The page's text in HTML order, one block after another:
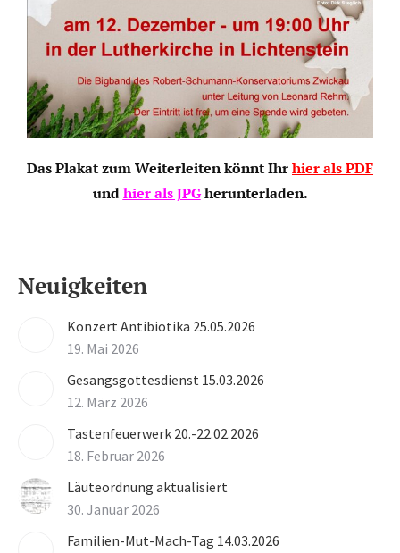
Das Plakat zum Weiterleiten könnt Ihrhier als PDF
undhier als JPGherunterladen.
Neuigkeiten
Konzert Antibiotika 25.05.2026
19. Mai 2026
Gesangsgottesdienst 15.03.2026
12. März 2026
Tastenfeuerwerk 20.-22.02.2026
18. Februar 2026
Läuteordnung aktualisiert
30. Januar 2026
Familien-Mut-Mach-Tag 14.03.2026